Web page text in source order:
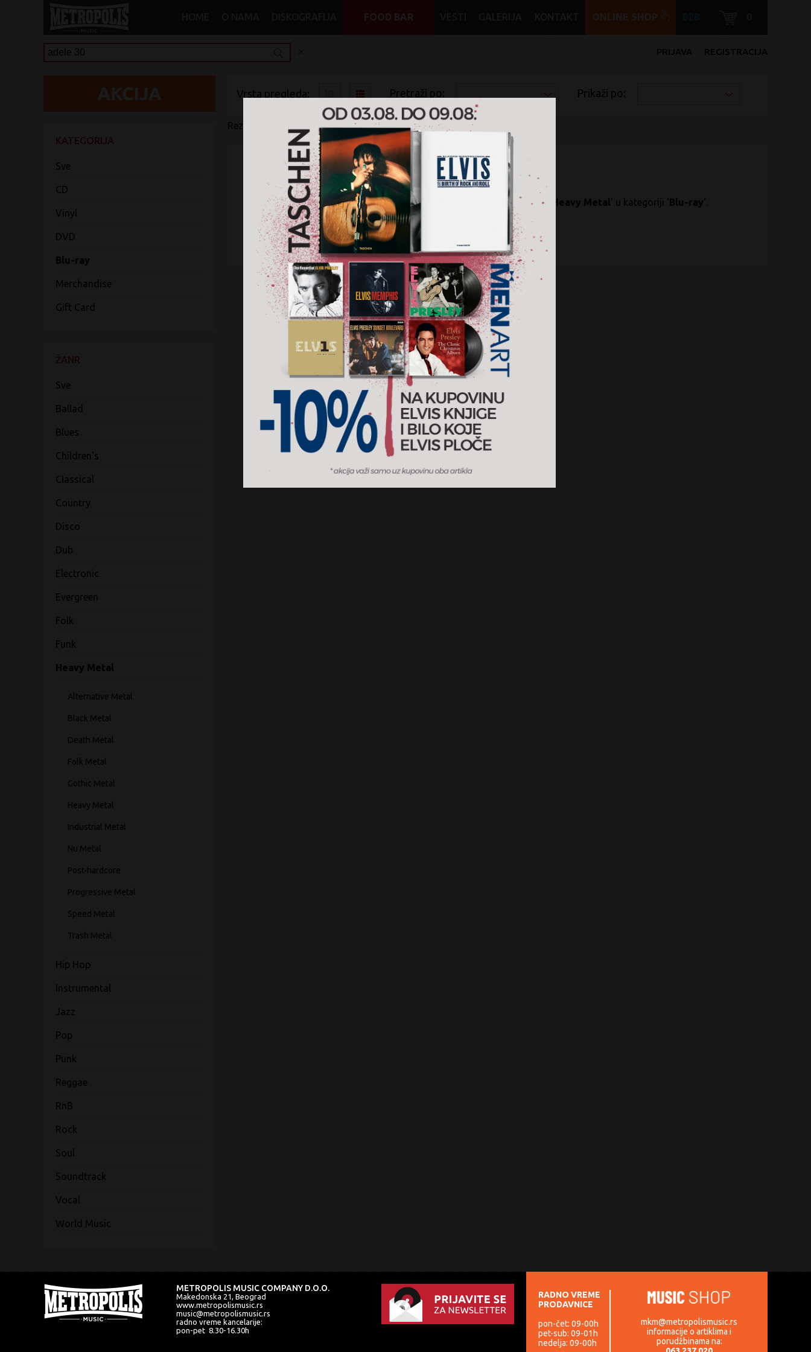
REGISTRACIJA
PRIJAVA
Sve
CD
Vinyl
DVD
Blu-ray
Merchandise
Gift Card
Sve
Ballad
Blues
Children's
Classical
Country
Disco
Dub
Electronic
Evergreen
Folk
Funk
Heavy Metal
Alternative Metal
Black Metal
Death Metal
Folk Metal
Gothic Metal
Heavy Metal
Industrial Metal
Nu Metal
Post-hardcore
Progressive Metal
Speed Metal
Trash Metal
Hip Hop
Instrumental
Jazz
Pop
Punk
Reggae
RnB
Rock
Soul
Soundtrack
Vocal
World Music
Vrsta pregleda: Pretraži po: Prikaži po:
Rezultati pretrage: x Heavy Metal x
Nije pronađen nijedan artikal za pretragu ' adele 30' u žanru ' Heavy Metal ' u kategoriji 'Blu-ray'.
METROPOLIS MUSIC COMPANY D.O.O.
Makedonska 21, Beograd
www.metropolismusic.rs
music@metropolismusic.rs
radno vreme kancelarije:
pon-pet 8.30-16.30h
RADNO VREME
PRODAVNICE
pon-čet: 09-00h
pet-sub: 09-01h
nedelja: 09-00h
mkm@metropolismusic.rs
informacije o artiklima i
porudžbinama na: